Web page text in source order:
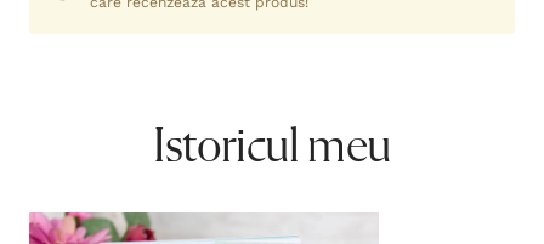
Istoricul meu